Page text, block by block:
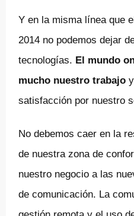
Y en la misma línea que
2014 no podemos dejar
tecnologías. El mundo
mucho nuestro trabajo
satisfacción por nuestro
No debemos caer en la
de nuestra zona de
nuestro negocio a las
de comunicación. La